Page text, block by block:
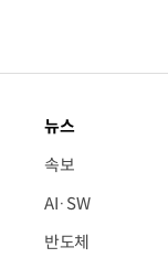
뉴스
속보
AI·SW
반도체